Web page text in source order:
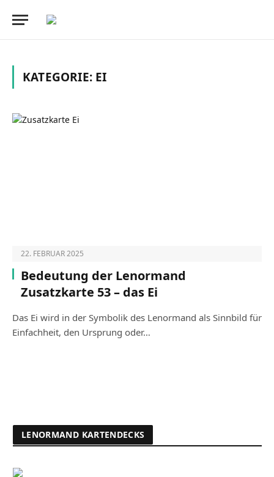
KATEGORIE: EI
22. FEBRUAR 2025
Bedeutung der Lenormand
Zusatzkarte 53 – das Ei
Das Ei wird in der Symbolik des Lenormand als Sinnbild für
Einfachheit, den Ursprung oder…
LENORMAND KARTENDECKS